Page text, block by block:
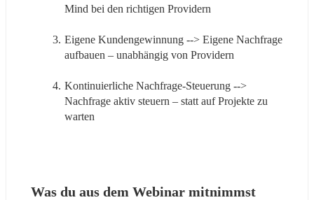
Mind bei den richtigen Providern
Eigene Kundengewinnung --> Eigene Nachfrage
aufbauen – unabhängig von Providern
Kontinuierliche Nachfrage-Steuerung -->
Nachfrage aktiv steuern – statt auf Projekte zu
warten
Was du aus dem Webinar mitnimmst